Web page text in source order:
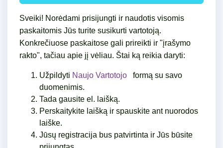
Sveiki! Norėdami prisijungti ir naudotis visomis
paskaitomis Jūs turite susikurti vartotoją.
Konkrečiuose paskaitose gali prireikti ir "įrašymo
rakto", tačiau apie jį vėliau. Štai ką reikia daryti:
Užpildyti Naujo Vartotojo
formą su savo
duomenimis.
Tada gausite el. laišką.
Perskaitykite laišką ir spauskite ant nuorodos
laiške.
Jūsų registracija bus patvirtinta ir Jūs būsite